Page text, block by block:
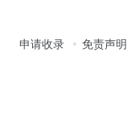
申请收录 免责声明